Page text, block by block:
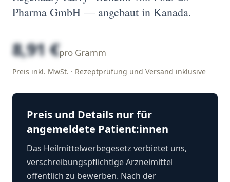
Pharma GmbH — angebaut in Kanada.
8,91 €pro Gramm
Preis inkl. MwSt. · Rezeptprüfung und Versand inklusive
Preis und Details nur für
angemeldete Patient:innen
Das Heilmittelwerbegesetz verbietet uns,
verschreibungspflichtige Arzneimittel
öffentlich zu bewerben. Nach der